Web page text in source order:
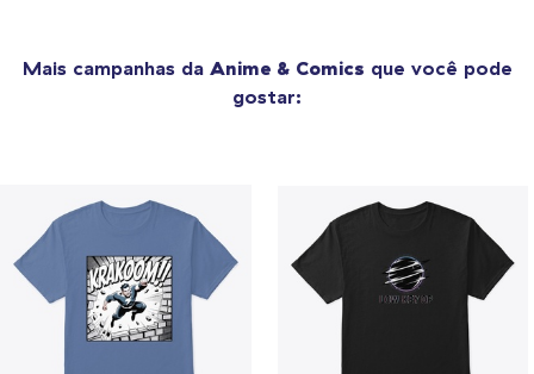
Mais campanhas da Anime & Comics que você pode
gostar: